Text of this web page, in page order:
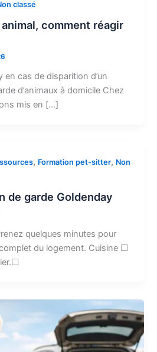
classé
animal, comment réagir
en cas de disparition d’un
d’animaux à domicile Chez
mis en […]
, Formation pet-sitter, Non
de garde Goldenday
quelques minutes pour
du logement. Cuisine ☐